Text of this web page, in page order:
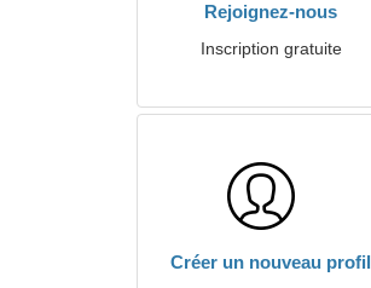
Rejoignez-nous
Inscription gratuite
Créer un nouveau profil